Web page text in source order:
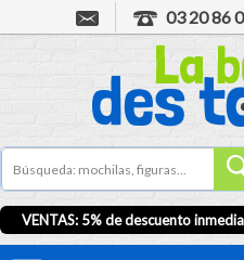
03 20 86
VENTAS: 5% de descuento